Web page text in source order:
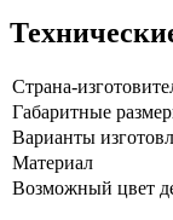
Страна-
Габаритные
Варианты
Материал
Возможный цвет